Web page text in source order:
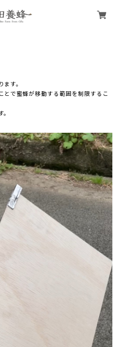
す。
とで蜜蜂が移動する範囲を制限するこ